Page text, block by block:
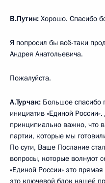
В.Путин: Хорошо. Спасибо
Я попросил бы всё-таки
Андрея Анатольевича.
Пожалуйста.
А.Турчак: Большое спасибо
инициатив «Единой
принципиально важно, что
партии, которые мы
По сути, Ваше Послание
вопросы, которые волнуют
«Единой России» это
это ключевой блок нашей